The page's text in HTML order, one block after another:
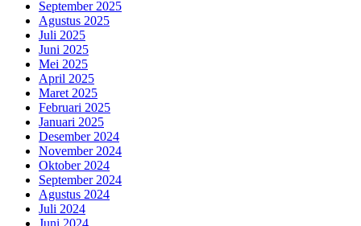
September 2025
Agustus 2025
Juli 2025
Juni 2025
Mei 2025
April 2025
Maret 2025
Februari 2025
Januari 2025
Desember 2024
November 2024
Oktober 2024
September 2024
Agustus 2024
Juli 2024